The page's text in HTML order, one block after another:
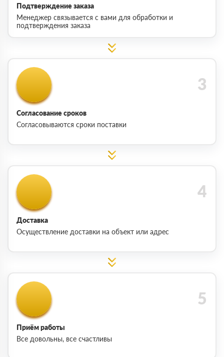
Подтверждение заказа
Менеджер связывается с вами для обработки и
подтверждения заказа
Согласование сроков
Согласовываются сроки поставки
Доставка
Осуществление доставки на объект или адрес
Приём работы
Все довольны, все счастливы